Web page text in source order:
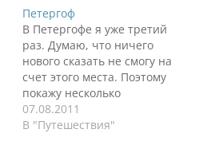
Петергоф
В Петергофе я уже третий
раз. Думаю, что ничего
нового сказать не смогу на
счет этого места. Поэтому
покажу несколько
фотографий. А еще мы
кормили животных.
07.08.2011
В "Путешествия"